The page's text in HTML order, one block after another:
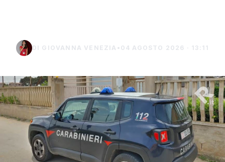
DI GIOVANNA VENEZIA • 04 AGOSTO 2026 · 13:11